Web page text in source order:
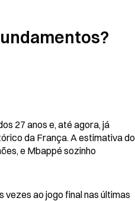
27 anos e, até agora, já
da França. A estimativa do
e Mbappé sozinho
ao jogo final nas últimas